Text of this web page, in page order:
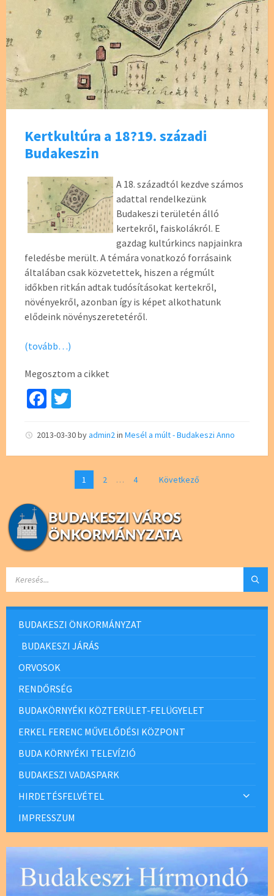
Kertkultúra a 18?19. századi
Budakeszin
A 18. századtól kezdve számos
adattal rendelkezünk
Budakeszi területén álló
kertekről, faiskolákról. E
gazdag kultúrkincs napjainkra
feledésbe merült. A témára vonatkozó forrásaink
általában csak közvetettek, hiszen a régmúlt
időkben ritkán adtak tudósításokat kertekről,
növényekről, azonban így is képet alkothatunk
elődeink növényszeretetéről.
(tovább…)
Megosztom a cikket
Fa
b
o
tt
er
2013-03-30byadmin2in Mesél a múlt - Budakeszi Anno
1 2 … 4 Következő
BUDAKESZI ÖNKORMÁNYZAT
BUDAKESZI JÁRÁS
ORVOSOK
RENDŐRSÉG
BUDAKÖRNYÉKI KÖZTERÜLET-FELÜGYELET
ERKEL FERENC MŰVELŐDÉSI KÖZPONT
BUDA KÖRNYÉKI TELEVÍZIÓ
BUDAKESZI VADASPARK
HIRDETÉSFELVÉTEL
IMPRESSZUM